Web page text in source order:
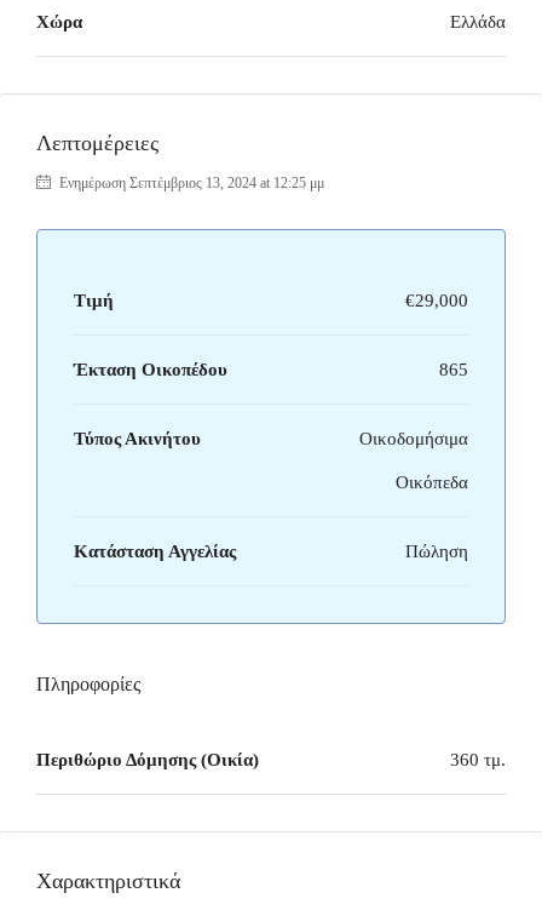
Χώρα Ελλάδα
Λεπτομέρειες
Ενημέρωση Σεπτέμβριος 13, 2024 at 12:25 μμ
Τιμή €29,000
Έκταση Οικοπέδου 865
Τύπος Ακινήτου Οικοδομήσιμα
Οικόπεδα
Κατάσταση Αγγελίας Πώληση
Πληροφορίες
Περιθώριο Δόμησης (Οικία) 360 τμ.
Χαρακτηριστικά